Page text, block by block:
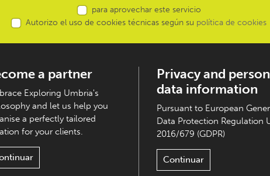
para aprovechar este servicio
Autorizo el uso de cookies técnicas según su política de cookies
a partner
Exploring Umbria's
and let us help you
a perfectly tailored
for your clients.
Privacy and
data information
Pursuant to European
Data Protection Regulation
2016/679 (GDPR)
Continuar